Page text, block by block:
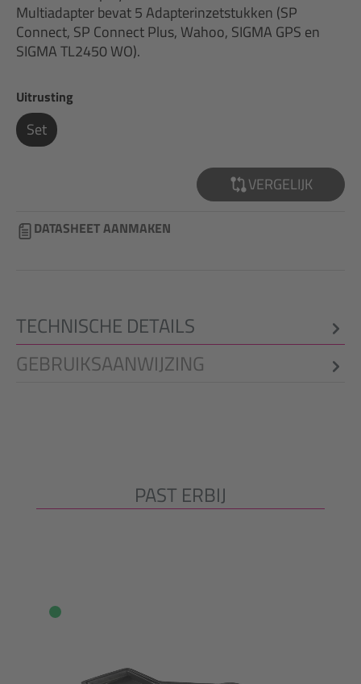
Multiadapter bevat 5 Adapterinzetstukken (SP
Connect, SP Connect Plus, Wahoo, SIGMA GPS en
SIGMA TL2450 WO).
Selecteer
Uitrusting
Set
VERGELIJK
DATASHEET AANMAKEN
TECHNISCHE DETAILS
GEBRUIKSAANWIJZING
Productgalerij overslaanPAST ERBIJ